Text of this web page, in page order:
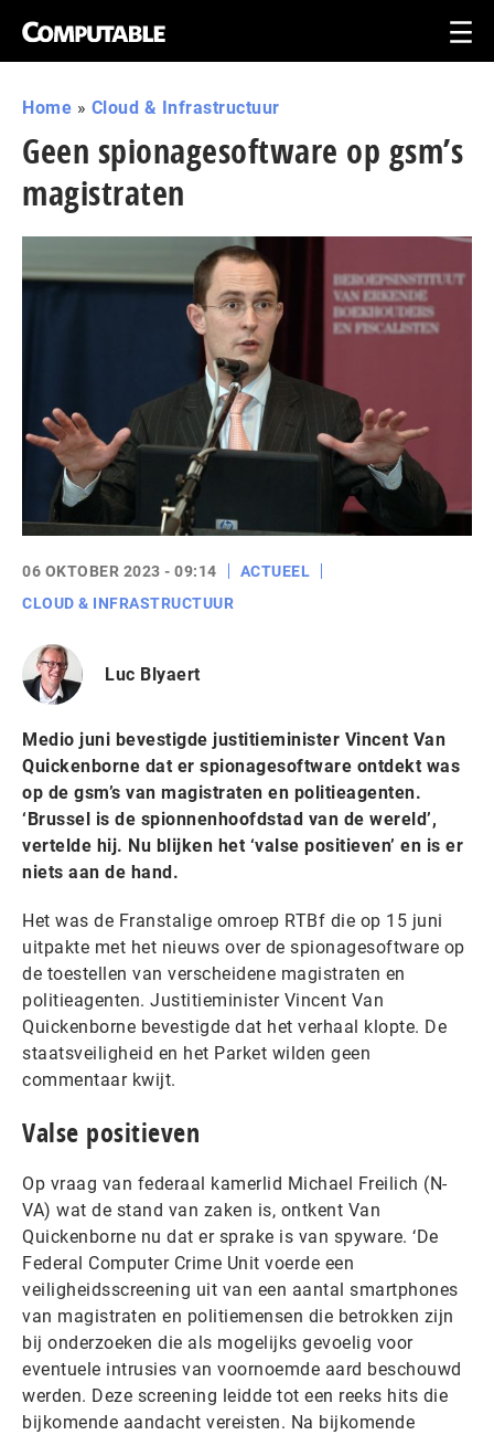
Home » Cloud & Infrastructuur
Geen spionagesoftware op gsm’s
magistraten
06 OKTOBER 2023 - 09:14
ACTUEEL
CLOUD & INFRASTRUCTUUR
Luc Blyaert
Medio juni bevestigde justitieminister Vincent Van
Quickenborne dat er spionagesoftware ontdekt was
op de gsm’s van magistraten en politieagenten.
‘Brussel is de spionnenhoofdstad van de wereld’,
vertelde hij. Nu blijken het ‘valse positieven’ en is er
niets aan de hand.
Het was de Franstalige omroep RTBf die op 15 juni
uitpakte met het nieuws over de spionagesoftware op
de toestellen van verscheidene magistraten en
politieagenten. Justitieminister Vincent Van
Quickenborne bevestigde dat het verhaal klopte. De
staatsveiligheid en het Parket wilden geen
commentaar kwijt.
Valse positieven
Op vraag van federaal kamerlid Michael Freilich (N-
VA) wat de stand van zaken is, ontkent Van
Quickenborne nu dat er sprake is van spyware. ‘De
Federal Computer Crime Unit voerde een
veiligheidsscreening uit van een aantal smartphones
van magistraten en politiemensen die betrokken zijn
bij onderzoeken die als mogelijks gevoelig voor
eventuele intrusies van voornoemde aard beschouwd
werden. Deze screening leidde tot een reeks hits die
bijkomende aandacht vereisten. Na bijkomende